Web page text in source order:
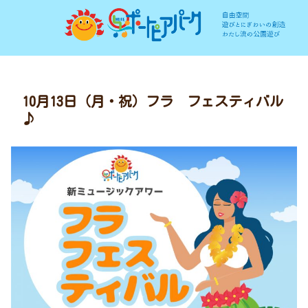
10月13日（月・祝）フラ フェスティバル
♪